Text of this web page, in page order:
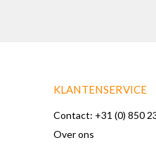
KLANTENSERVICE
Contact: +31 (0) 850
Over ons